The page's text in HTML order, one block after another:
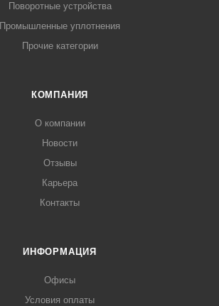
Поворотные устройства
Промышленные уплотнения
Прочие категории
КОМПАНИЯ
О компании
Новости
Отзывы
Карьера
Контакты
ИНФОРМАЦИЯ
Офисы
Условия оплаты